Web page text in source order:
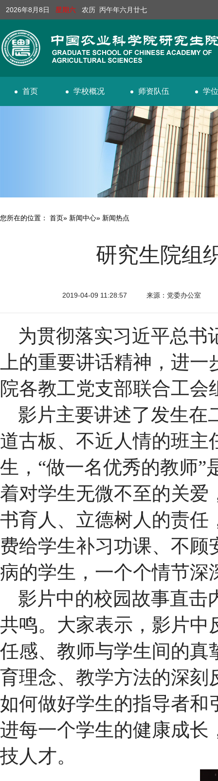
2026年8月8日 星期六 农历 丙午年六月廿七
首页 学校概况 师资队伍 学
您所在的位置： 首页» 新闻中心» 新闻热点
研究生院组
2019-04-09 11:28:57 来源：党委办公室
为贯彻落实习近平总书
上的重要讲话精神，进
院各教工党支部联合工会
影片主要讲述了发生在
道古板、不近人情的班主
生，“做一名优秀的教师
着对学生无微不至的关爱
书育人、立德树人的责任
费给学生补习功课、不
病的学生，一个个情节深
影片中的校园故事直击
共鸣。大家表示，影片中
任感、教师与学生间的真
育理念、教学方法的深刻
如何做好学生的指导者和
进每一个学生的健康成长
技人才。